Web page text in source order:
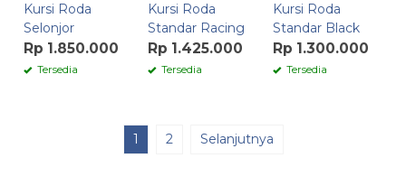
Kursi Roda
Selonjor
Rp 1.850.000
Tersedia
Kursi Roda
Standar Racing
Rp 1.425.000
Tersedia
Kursi Roda
Standar Black
Rp 1.300.000
Tersedia
1 2 Selanjutnya